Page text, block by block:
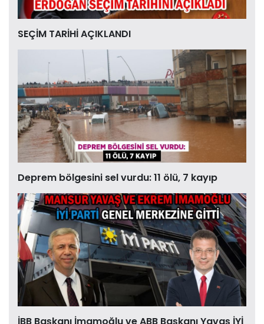
SEÇİM TARİHİ AÇIKLANDI
Deprem bölgesini sel vurdu: 11 ölü, 7 kayıp
İBB Başkanı İmamoğlu ve ABB Başkanı Yavaş İYİ